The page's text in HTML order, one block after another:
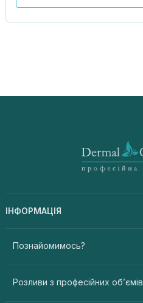
ІНФОРМАЦІЯ
Познайомимось?
Розливи з професійних об’ємів